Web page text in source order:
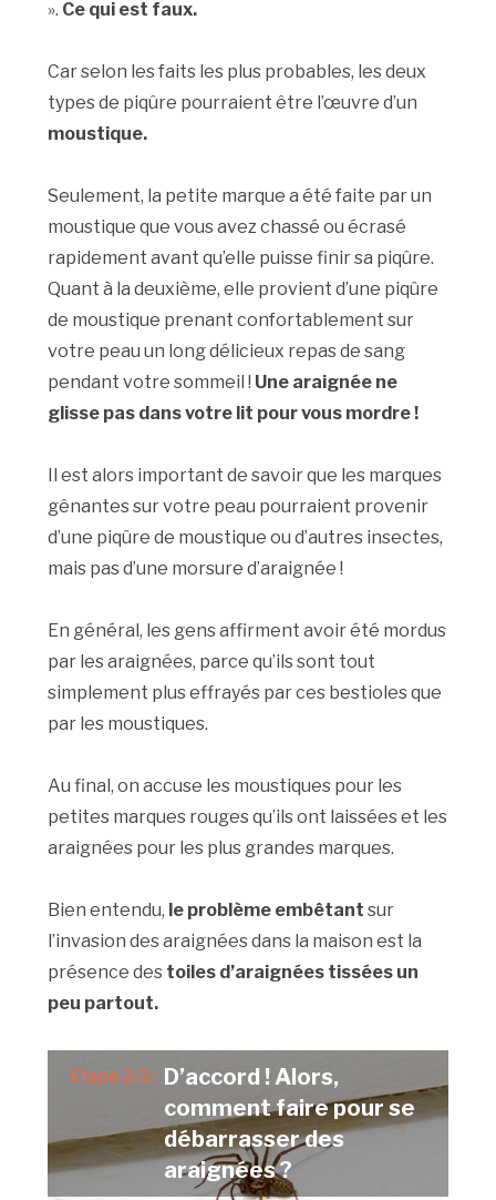
». Ce qui est faux.
Car selon les faits les plus probables, les deux
types de piqûre pourraient être l’œuvre d’un
moustique.
Seulement, la petite marque a été faite par un
moustique que vous avez chassé ou écrasé
rapidement avant qu’elle puisse finir sa piqûre.
Quant à la deuxième, elle provient d’une piqûre
de moustique prenant confortablement sur
votre peau un long délicieux repas de sang
pendant votre sommeil ! Une araignée ne
glisse pas dans votre lit pour vous mordre !
Il est alors important de savoir que les marques
gênantes sur votre peau pourraient provenir
d’une piqûre de moustique ou d’autres insectes,
mais pas d’une morsure d’araignée !
En général, les gens affirment avoir été mordus
par les araignées, parce qu’ils sont tout
simplement plus effrayés par ces bestioles que
par les moustiques.
Au final, on accuse les moustiques pour les
petites marques rouges qu’ils ont laissées et les
araignées pour les plus grandes marques.
Bien entendu, le problème embêtant sur
l’invasion des araignées dans la maison est la
présence des toiles d’araignées tissées un
peu partout.
Etape 2/3 : D’accord ! Alors,
comment faire pour se
débarrasser des
araignées ?